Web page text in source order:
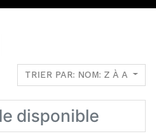
TRIER PAR: NOM: Z À A
disponible